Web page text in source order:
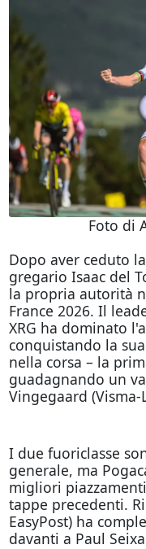
Foto di
Dopo aver ceduto
gregario Isaac del
la propria autorità
France 2026. Il
XRG ha dominato
conquistando la
nella corsa – la
guadagnando un
Vingegaard (Visma-
I due fuoriclasse
generale, ma
migliori
tappe precedenti.
EasyPost) ha
davanti a Paul